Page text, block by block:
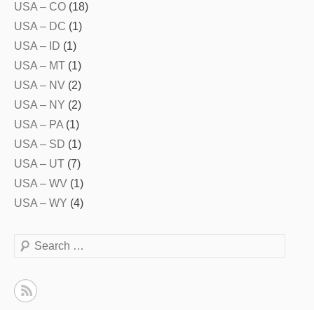
USA – CO (18)
USA – DC (1)
USA – ID (1)
USA – MT (1)
USA – NV (2)
USA – NY (2)
USA – PA (1)
USA – SD (1)
USA – UT (7)
USA – WV (1)
USA – WY (4)
Search